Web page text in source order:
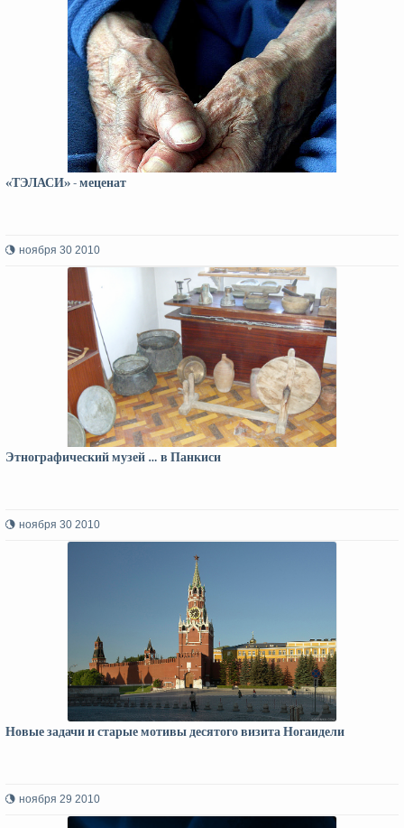
«ТЭЛАСИ» - меценат
ноября 30 2010
Этнографический музей … в Панкиси
ноября 30 2010
Новые задачи и старые мотивы десятого визита Ногаидели
ноября 29 2010